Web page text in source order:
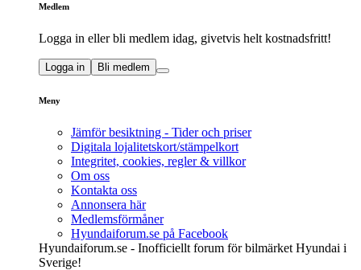
Medlem
Logga in eller bli medlem idag, givetvis helt kostnadsfritt!
Logga in Bli medlem
Meny
Jämför besiktning - Tider och priser
Digitala lojalitetskort/stämpelkort
Integritet, cookies, regler & villkor
Om oss
Kontakta oss
Annonsera här
Medlemsförmåner
Hyundaiforum.se på Facebook
Hyundaiforum.se - Inofficiellt forum för bilmärket Hyundai i
Sverige!